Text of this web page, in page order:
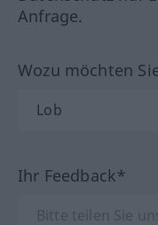
Anfrage.
Wozu möchten
Ihr Feedback*